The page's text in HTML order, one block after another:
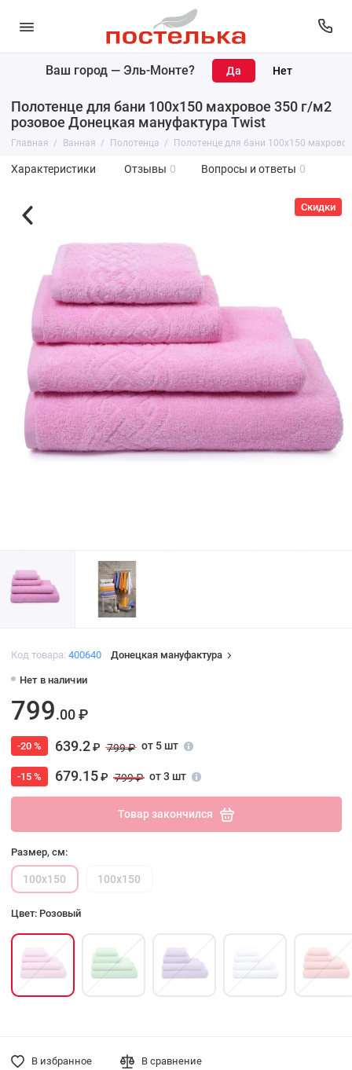
Ваш город — Эль-Монте?
Полотенце для бани 100х150 махровое 350 г/м2
розовое Донецкая мануфактура Twist
Главная Ванная Полотенца Полотенце для бани 100х150
Характеристики Отзывы 0 Вопросы и ответы 0
Скидки
Код товара: 400640 Донецкая мануфактура
Нет в наличии
799.00 ₽
-20 % 639.2₽ 799 ₽ от 5 шт
-15 % 679.15₽ 799 ₽ от 3 шт
Товар закончился
Размер, см:
100х150 100х150
Цвет: Розовый
В избранное В сравнение